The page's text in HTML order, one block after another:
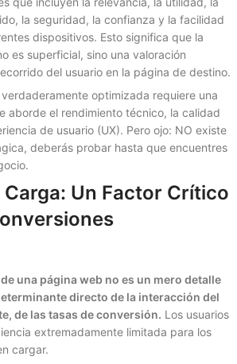
la seguridad, la confianza y la facilidad
dispositivos. Esto significa que la
es superficial, sino una valoración
del usuario en la página de destino.
optimizada requiere una
aborde el rendimiento técnico, la calidad
de usuario (UX). Pero ojo: NO existe
deberás probar hasta que encuentres
Un Factor Crítico
una página web no es un mero detalle
directo de la interacción del
de las tasas de conversión. Los usuarios
extremadamente limitada para los
cargar.